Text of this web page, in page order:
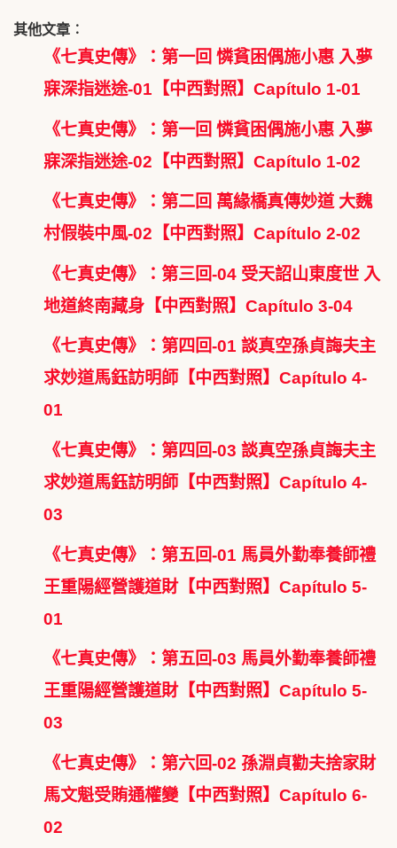
其他文章︰
《七真史傳》：第一回 憐貧困偶施小惠 入夢
寐深指迷途-01【中西對照】Capítulo 1-01
《七真史傳》：第一回 憐貧困偶施小惠 入夢
寐深指迷途-02【中西對照】Capítulo 1-02
《七真史傳》：第二回 萬緣橋真傳妙道 大魏
村假裝中風-02【中西對照】Capítulo 2-02
《七真史傳》：第三回-04 受天詔山東度世 入
地道終南藏身【中西對照】Capítulo 3-04
《七真史傳》：第四回-01 談真空孫貞誨夫主
求妙道馬鈺訪明師【中西對照】Capítulo 4-
01
《七真史傳》：第四回-03 談真空孫貞誨夫主
求妙道馬鈺訪明師【中西對照】Capítulo 4-
03
《七真史傳》：第五回-01 馬員外勤奉養師禮
王重陽經營護道財【中西對照】Capítulo 5-
01
《七真史傳》：第五回-03 馬員外勤奉養師禮
王重陽經營護道財【中西對照】Capítulo 5-
03
《七真史傳》：第六回-02 孫淵貞勸夫捨家財
馬文魁受賄通權變【中西對照】Capítulo 6-
02